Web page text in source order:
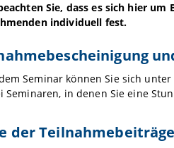
Sie, dass es sich hier
individuell fest.
Seminar können Sie sich
Seminaren, in denen Sie eine
der Teilnahmebeiträge